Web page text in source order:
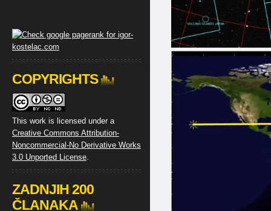
COPYRIGHTS
This work is licensed under a
Creative Commons Attribution-
Noncommercial-No Derivative Works
3.0 Unported License.
ZADNJIH 200
ČLANAKA